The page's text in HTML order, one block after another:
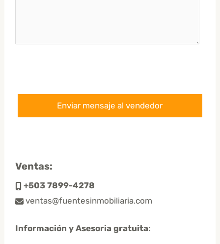
Ventas:
+503 7899-4278
ventas@fuentesinmobiliaria.com
Información y Asesoria gratuita: